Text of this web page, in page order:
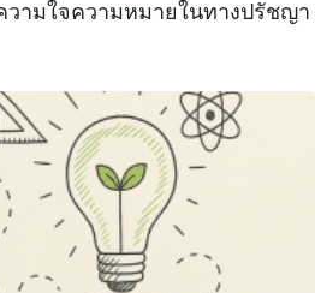
ามใจความหมายในทางปรัชญา